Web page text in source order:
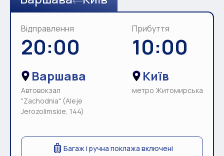
Відправлення
20:00
Варшава
Автовокзал
"Zachodnia" (Aleje
Jerozolimskie, 144)
Прибуття
10:00
Київ
метро Житомирська
Багаж і ручна поклажа включені